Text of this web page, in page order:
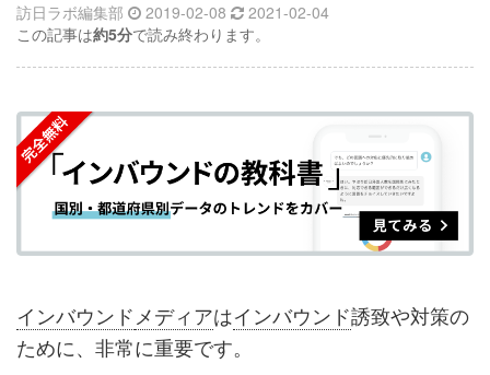
記
事
シ
ェ
ア
す
る
記
事
シ
ェ
ア
す
る
な
ブ
ク
マ
ー
ク
に
加
購
読
す
る
録
す
訪日ラボ編集部 2019-02-08
2021-02-04
この記事は約5分で読み終わります。
インバウンド メディアはインバウンド誘致や対策の
ために、非常に重要です。